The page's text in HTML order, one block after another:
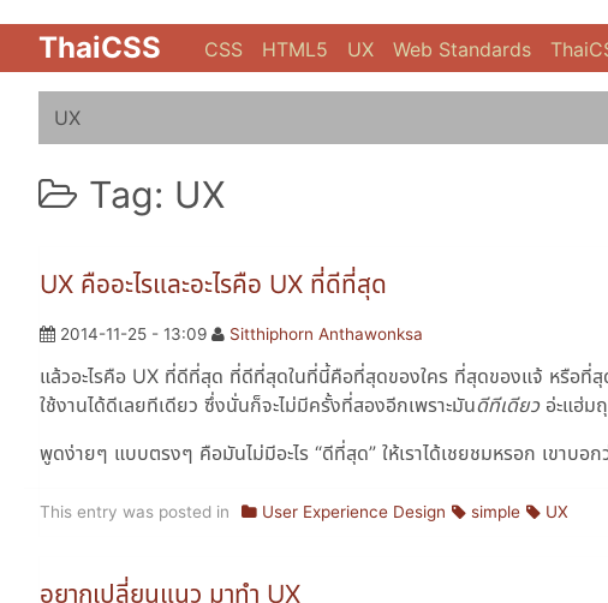
ThaiCSS CSS HTML5 UX Web Standards
UX
Tag: UX
UX คืออะไรและอะไรคือ UX ที่ดีที่สุด
2014-11-25 - 13:09 Sitthiphorn Anthawonksa
แล้วอะไรคือ UX ที่ดีที่สุด ที่ดีที่สุดในที่นี้คือที่สุดของใคร ที่สุดของแจ้ หรือที่
ใช้งานได้ดีเลยทีเดียว ซึ่งนั่นก็จะไม่มีครั้งที่สองอีกเพราะมันดีทีเดียวอ่ะแฮ่ม
พูดง่ายๆ แบบตรงๆ คือมันไม่มีอะไร “ดีที่สุด” ให้เราได้เชยชมหรอก เขาบอ
This entry was posted in User Experience Design simple UX
อยากเปลี่ยนแนว มาทำ UX